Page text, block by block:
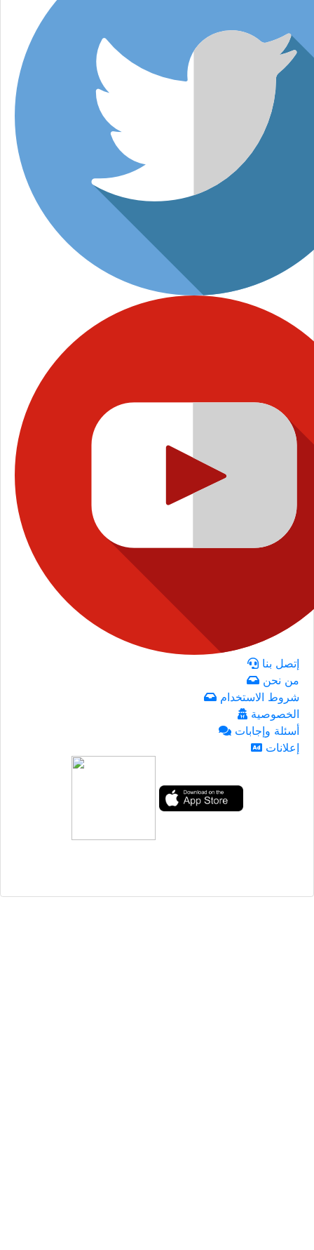
إتصل بنا
من نحن
شروط الاستخدام
الخصوصية
أسئلة وإجابات
إعلانات